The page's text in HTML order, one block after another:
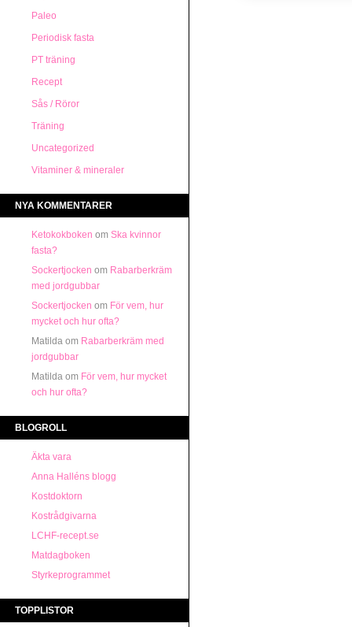
Paleo
Periodisk fasta
PT träning
Recept
Sås / Röror
Träning
Uncategorized
Vitaminer & mineraler
NYA KOMMENTARER
Ketokokboken om Ska kvinnor
fasta?
Sockertjocken om Rabarberkräm
med jordgubbar
Sockertjocken om För vem, hur
mycket och hur ofta?
Matilda om Rabarberkräm med
jordgubbar
Matilda om För vem, hur mycket
och hur ofta?
BLOGROLL
Äkta vara
Anna Halléns blogg
Kostdoktorn
Kostrådgivarna
LCHF-recept.se
Matdagboken
Styrkeprogrammet
TOPPLISTOR